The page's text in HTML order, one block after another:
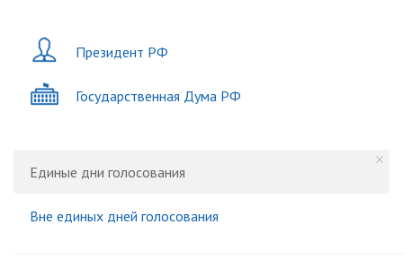
Президент РФ
Государственная Дума РФ
Единые дни голосования
Вне единых дней голосования